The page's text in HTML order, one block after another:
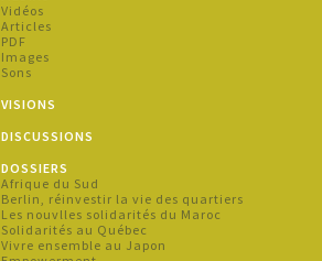
Vidéos
Articles
PDF
Images
Sons
VISIONS
DISCUSSIONS
DOSSIERS
Afrique du Sud
Berlin, réinvestir la vie des quartiers
Les nouvlles solidarités du Maroc
Solidarités au Québec
Vivre ensemble au Japon